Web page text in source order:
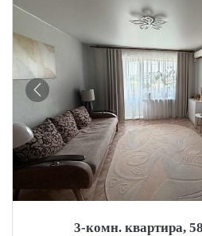
3-комн. квартира,